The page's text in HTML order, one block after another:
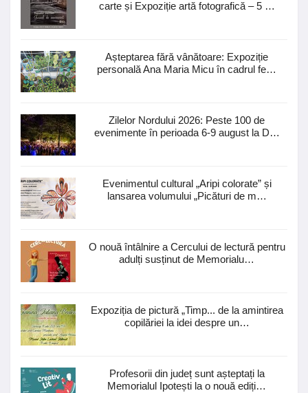
carte și Expoziție artă fotografică – 5 …
Așteptarea fără vânătoare: Expoziție
personală Ana Maria Micu în cadrul fe…
Zilelor Nordului 2026: Peste 100 de
evenimente în perioada 6-9 august la D…
Evenimentul cultural „Aripi colorate” și
lansarea volumului „Picături de m…
O nouă întâlnire a Cercului de lectură pentru
adulți susținut de Memorialu…
Expoziția de pictură „Timp... de la amintirea
copilăriei la idei despre un…
Profesorii din județ sunt așteptați la
Memorialul Ipotești la o nouă ediți…